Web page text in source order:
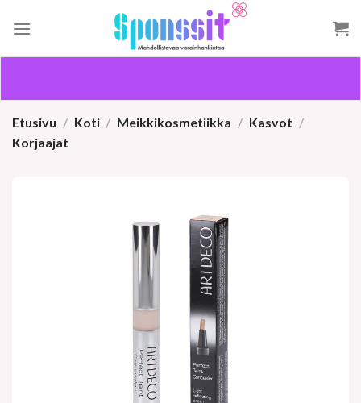
Etusivu / Koti / Meikkikosmetiikka / Kasvot /
Korjaajat